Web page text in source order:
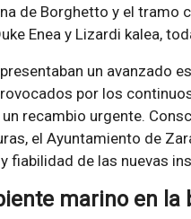
de Borghetto y el tramo
Enea y Lizardi kalea,
un avanzado
por los
recambio urgente.
el Ayuntamiento de
fiabilidad de las nuevas
marino en